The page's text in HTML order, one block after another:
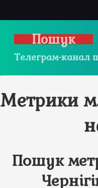
Пошук
Телеграм-канал
Метрики м.
Пошук